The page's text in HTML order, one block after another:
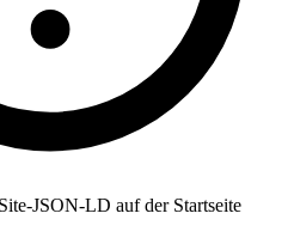
JSON-LD auf der Startseite